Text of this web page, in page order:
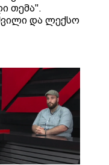
თემა".
და ლექსო